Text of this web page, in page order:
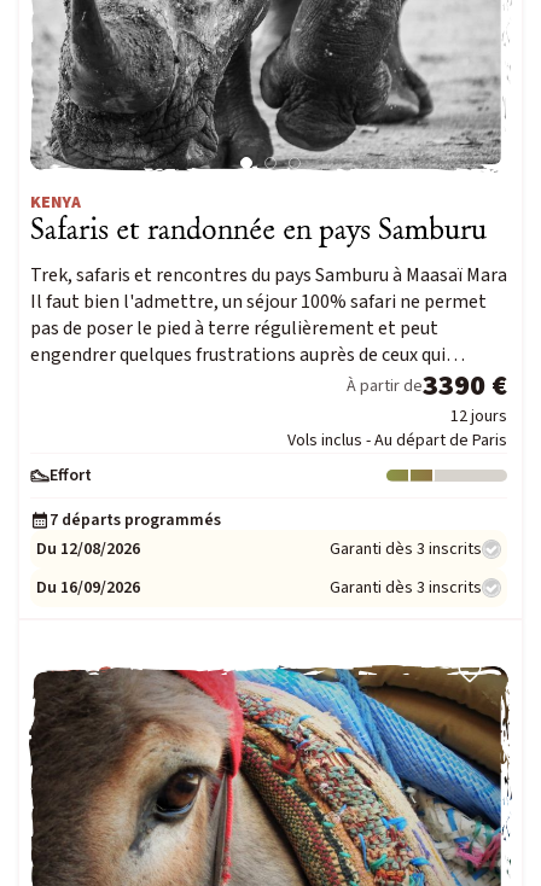
KENYA
Safaris et randonnée en pays Samburu
Trek, safaris et rencontres du pays Samburu à Maasaï Mara
Il faut bien l'admettre, un séjour 100% safari ne permet
pas de poser le pied à terre régulièrement et peut
engendrer quelques frustrations auprès de ceux qui…
À partir de3390 €
12 jours
Vols inclus - Au départ de Paris
Effort
Niveau : 2
7 départs programmés
Du 12/08/2026
Garanti dès 3 inscrits
Du 16/09/2026
Garanti dès 3 inscrits